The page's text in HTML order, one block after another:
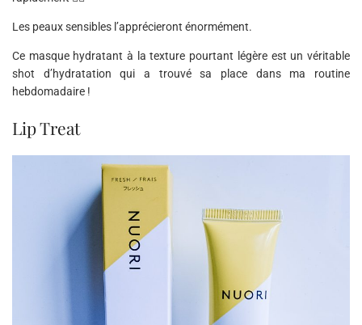
Les peaux sensibles l’apprécieront énormément.
Ce masque hydratant à la texture pourtant légère est un véritable
shot d’hydratation qui a trouvé sa place dans ma routine
hebdomadaire !
Lip Treat